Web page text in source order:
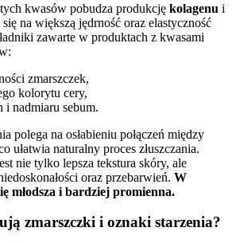
kwasów pobudza produkcję kolagenu i
się na większą jędrność oraz elastyczność
zawarte w produktach z kwasami
zmarszczek,
kolorytu cery,
i nadmiaru sebum.
polega na osłabieniu połączeń między
ułatwia naturalny proces złuszczania.
nie tylko lepsza tekstura skóry, ale
oraz przebarwień. W
młodsza i bardziej promienna.
zmarszczki i oznaki starzenia?